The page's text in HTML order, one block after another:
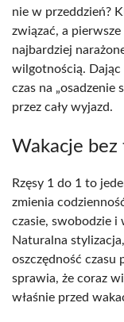
nie w przeddzień?
związać, a
najbardziej
wilgotnością. Dając
czas na „osadzenie
przez cały wyjazd.
Wakacje bez
Rzęsy 1 do 1 to
zmienia
czasie, swobodzie i
Naturalna
oszczędność
sprawia, że coraz
właśnie przed